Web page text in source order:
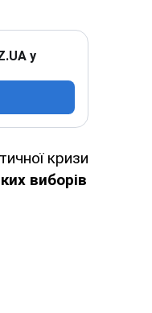
у
кризи
виборів